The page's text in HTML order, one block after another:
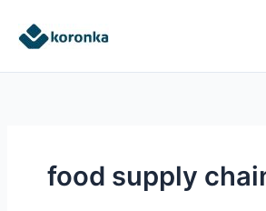
content
food supply